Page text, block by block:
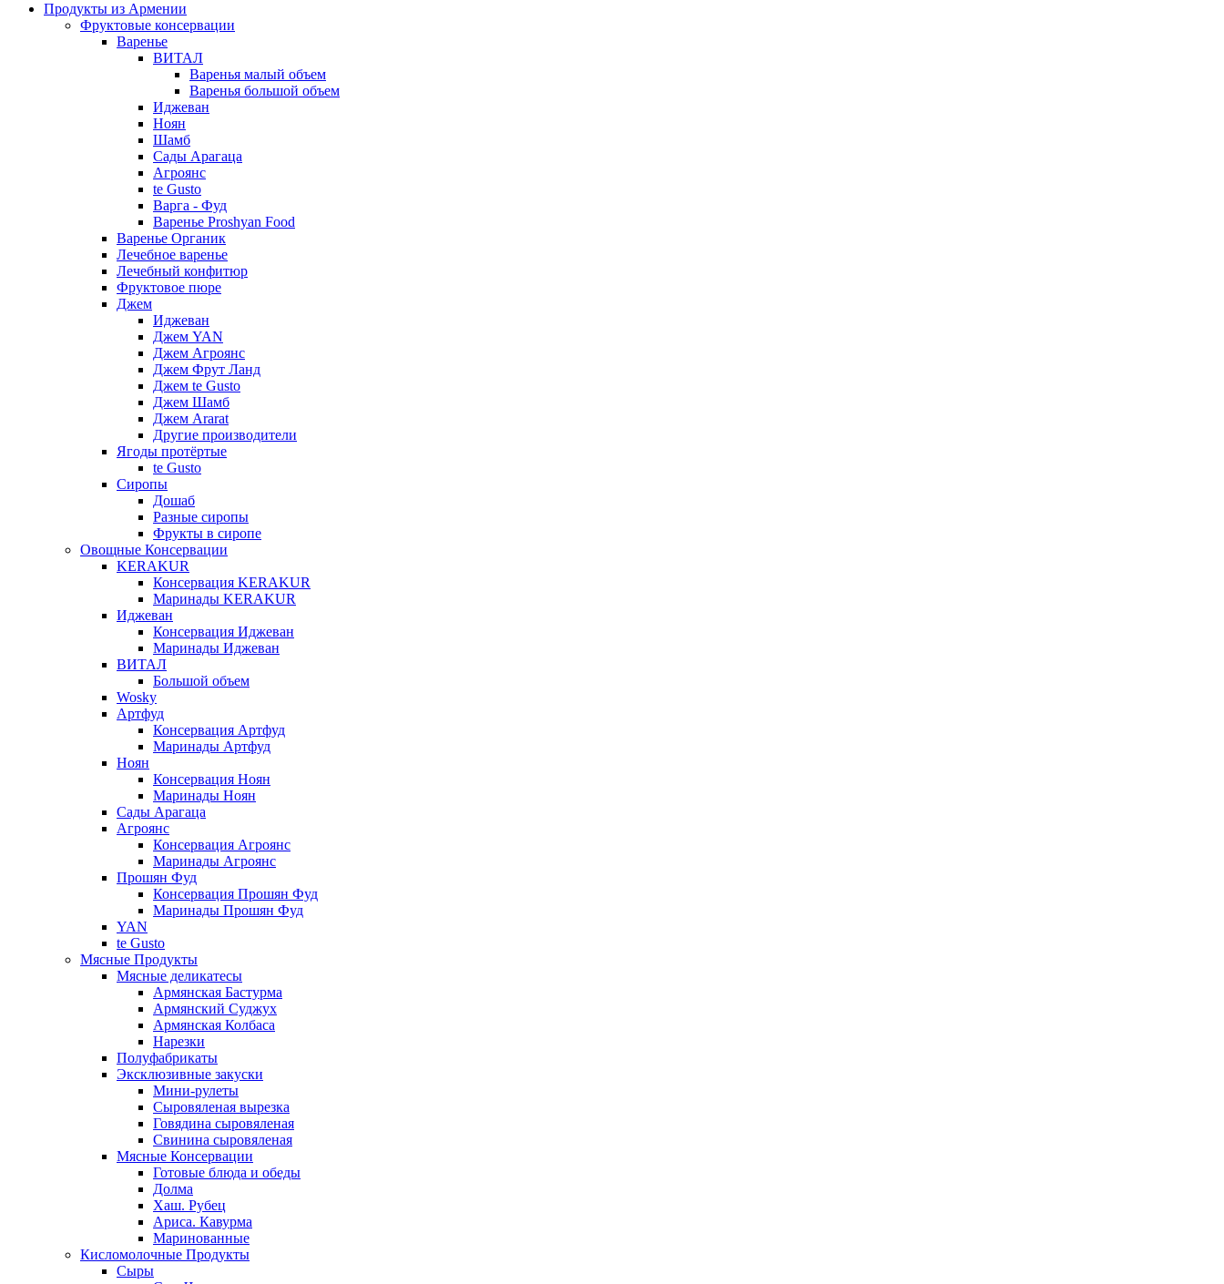
Продукты из Армении
Фруктовые консервации
Варенье
ВИТАЛ
Варенья малый объем
Варенья большой объем
Иджеван
Ноян
Шамб
Сады Арагаца
Агроянс
te Gusto
Варга - Фуд
Варенье Proshyan Food
Варенье Органик
Лечебное варенье
Лечебный конфитюр
Фруктовое пюре
Джем
Иджеван
Джем YAN
Джем Агроянс
Джем Фрут Ланд
Джем te Gusto
Джем Шамб
Джем Ararat
Другие производители
Ягоды протёртые
te Gusto
Сиропы
Дошаб
Разные сиропы
Фрукты в сиропе
Овощные Консервации
KERAKUR
Консервация KERAKUR
Маринады KERAKUR
Иджеван
Консервация Иджеван
Маринады Иджеван
ВИТАЛ
Большой объем
Wosky
Артфуд
Консервация Артфуд
Маринады Артфуд
Ноян
Консервация Ноян
Маринады Ноян
Сады Арагаца
Агроянс
Консервация Агроянс
Маринады Агроянс
Прошян Фуд
Консервация Прошян Фуд
Маринады Прошян Фуд
YAN
te Gusto
Мясные Продукты
Мясные деликатесы
Армянская Бастурма
Армянский Суджух
Армянская Колбаса
Нарезки
Полуфабрикаты
Эксклюзивные закуски
Мини-рулеты
Сыровяленая вырезка
Говядина сыровяленая
Свинина сыровяленая
Мясные Консервации
Готовые блюда и обеды
Долма
Хаш. Рубец
Ариса. Кавурма
Маринованные
Кисломолочные Продукты
Сыры